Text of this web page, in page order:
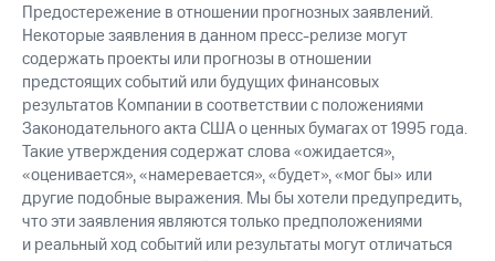
Предостережение в отношении прогнозных заявлений.
Некоторые заявления в данном пресс-релизе могут
содержать проекты или прогнозы в отношении
предстоящих событий или будущих финансовых
результатов Компании в соответствии с положениями
Законодательного акта США о ценных бумагах от 1995 года.
Такие утверждения содержат слова «ожидается»,
«оценивается», «намеревается», «будет», «мог бы» или
другие подобные выражения. Мы бы хотели предупредить,
что эти заявления являются только предположениями
и реальный ход событий или результаты могут отличаться